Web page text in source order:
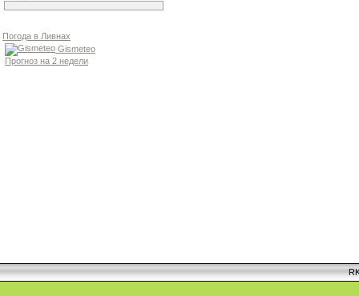
Погода в Ливнах
Gismeteo
Прогноз на 2 недели